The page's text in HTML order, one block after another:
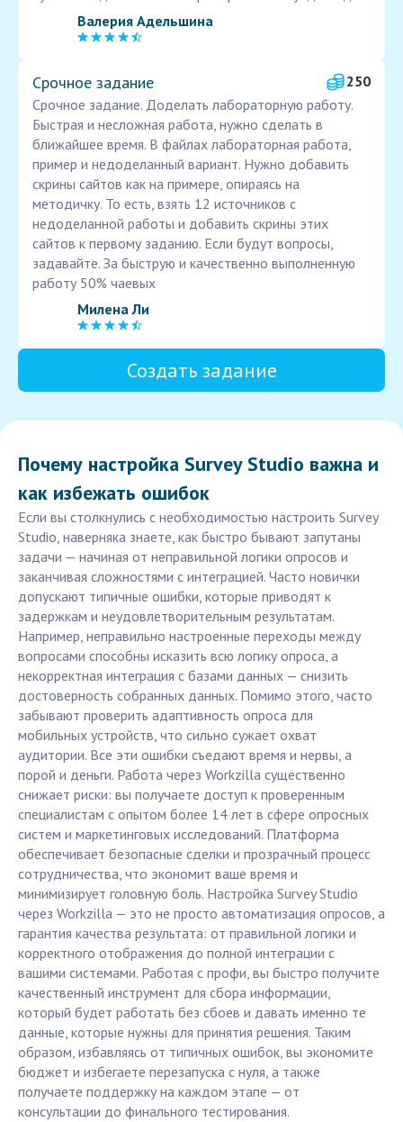
Валерия Адельшина
Срочное задание
250
Срочное задание. Доделать лабораторную работу.
Быстрая и несложная работа, нужно сделать в
ближайшее время. В файлах лабораторная работа,
пример и недоделанный вариант. Нужно добавить
скрины сайтов как на примере, опираясь на
методичку. То есть, взять 12 источников с
недоделанной работы и добавить скрины этих
сайтов к первому заданию. Если будут вопросы,
задавайте. За быструю и качественно выполненную
работу 50% чаевых
Милена Ли
Создать задание
Почему настройка Survey Studio важна и
как избежать ошибок
Если вы столкнулись с необходимостью настроить Survey
Studio, наверняка знаете, как быстро бывают запутаны
задачи — начиная от неправильной логики опросов и
заканчивая сложностями с интеграцией. Часто новички
допускают типичные ошибки, которые приводят к
задержкам и неудовлетворительным результатам.
Например, неправильно настроенные переходы между
вопросами способны исказить всю логику опроса, а
некорректная интеграция с базами данных — снизить
достоверность собранных данных. Помимо этого, часто
забывают проверить адаптивность опроса для
мобильных устройств, что сильно сужает охват
аудитории. Все эти ошибки съедают время и нервы, а
порой и деньги. Работа через Workzilla существенно
снижает риски: вы получаете доступ к проверенным
специалистам с опытом более 14 лет в сфере опросных
систем и маркетинговых исследований. Платформа
обеспечивает безопасные сделки и прозрачный процесс
сотрудничества, что экономит ваше время и
минимизирует головную боль. Настройка Survey Studio
через Workzilla — это не просто автоматизация опросов, а
гарантия качества результата: от правильной логики и
корректного отображения до полной интеграции с
вашими системами. Работая с профи, вы быстро получите
качественный инструмент для сбора информации,
который будет работать без сбоев и давать именно те
данные, которые нужны для принятия решения. Таким
образом, избавляясь от типичных ошибок, вы экономите
бюджет и избегаете перезапуска с нуля, а также
получаете поддержку на каждом этапе — от
консультации до финального тестирования.